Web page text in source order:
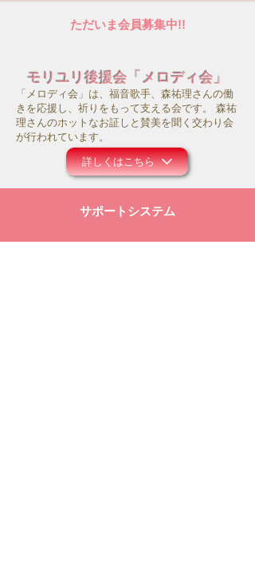
ただいま会員募集中!!
モリユリ後援会「メロディ会」
「メロディ会」は、福音歌手、森祐理さんの働
きを応援し、祈りをもって支える会です。 森祐
理さんのホットなお証しと賛美を聞く交わり会
が行われています。
詳しくはこちら
サポートシステム